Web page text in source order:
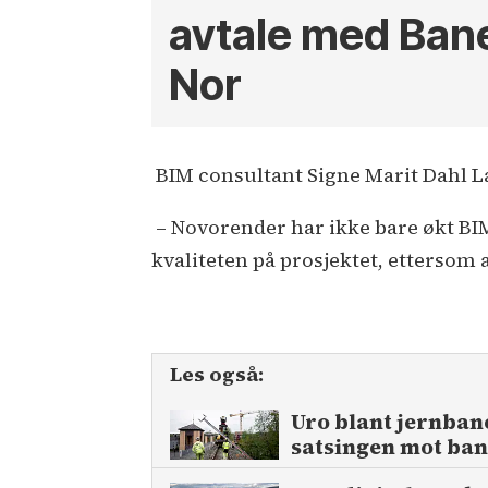
avtale med
Nor
BIM consultant Signe Marit Dahl
– Novorender har ikke bare økt
kvaliteten på prosjektet, ettersom
Les også:
Uro blant
satsingen mot